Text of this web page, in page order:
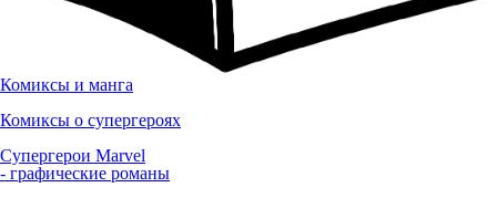
Комиксы и манга
Комиксы о супергероях
Супергерои Marvel
- графические романы